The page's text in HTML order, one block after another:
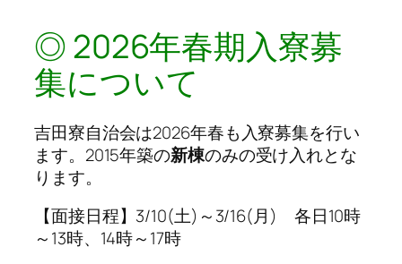
◎ 2026年春期入寮募
集について
吉田寮自治会は2026年春も入寮募集を行い
ます。2015年築の新棟のみの受け入れとな
ります。
【面接日程】3/10(土)～3/16(月) 各日10時
～13時、14時～17時